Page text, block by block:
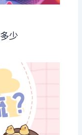
少